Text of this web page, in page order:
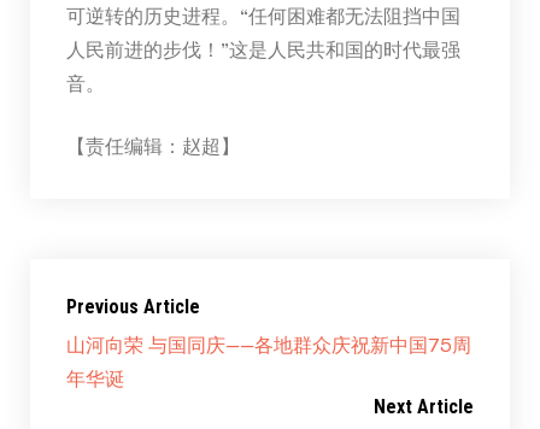
可逆转的历史进程。“任何困难都无法阻挡中国
人民前进的步伐！”这是人民共和国的时代最强
音。
【责任编辑：赵超】
Previous Article
山河向荣 与国同庆——各地群众庆祝新中国75周
年华诞
Next Article